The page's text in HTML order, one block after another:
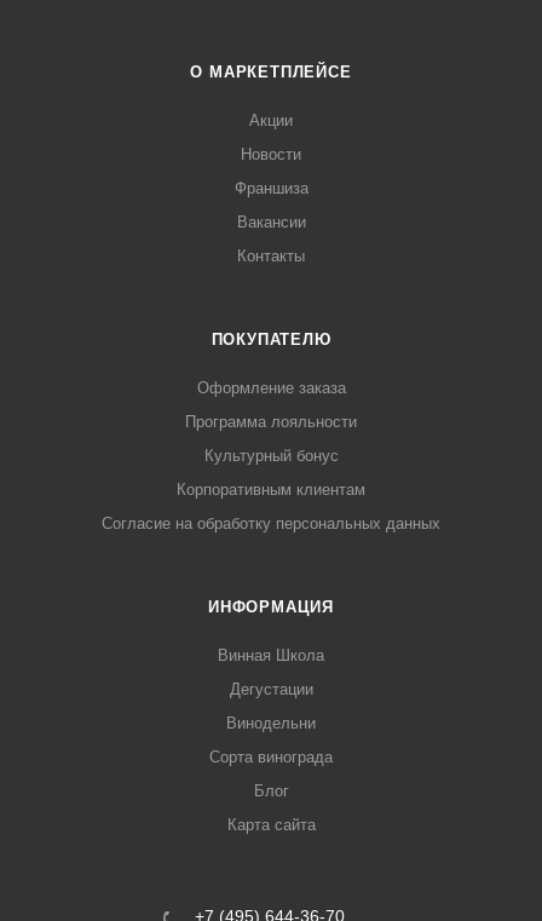
О МАРКЕТПЛЕЙСЕ
Акции
Новости
Франшиза
Вакансии
Контакты
ПОКУПАТЕЛЮ
Оформление заказа
Программа лояльности
Культурный бонус
Корпоративным клиентам
Согласие на обработку персональных данных
ИНФОРМАЦИЯ
Винная Школа
Дегустации
Винодельни
Сорта винограда
Блог
Карта сайта
+7 (495) 644-36-70